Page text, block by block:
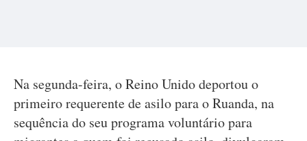
Na segunda-feira, o Reino Unido deportou o
primeiro requerente de asilo para o Ruanda, na
sequência do seu programa voluntário para